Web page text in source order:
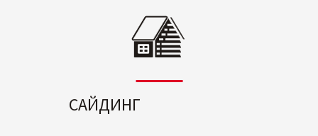
САЙДИНГ